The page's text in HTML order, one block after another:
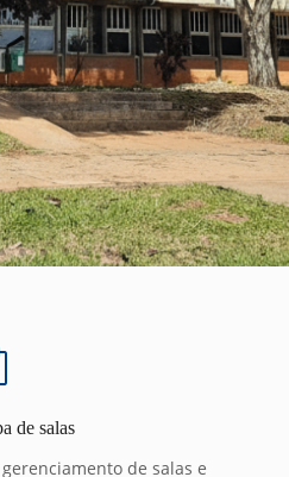
de salas
de salas e